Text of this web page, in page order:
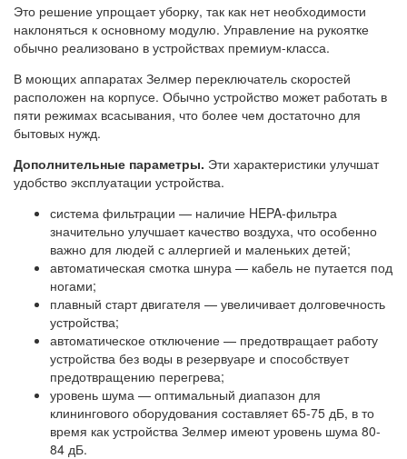
Это решение упрощает уборку, так как нет необходимости
наклоняться к основному модулю. Управление на рукоятке
обычно реализовано в устройствах премиум-класса.
В моющих аппаратах Зелмер переключатель скоростей
расположен на корпусе. Обычно устройство может работать в
пяти режимах всасывания, что более чем достаточно для
бытовых нужд.
Дополнительные параметры. Эти характеристики улучшат
удобство эксплуатации устройства.
система фильтрации — наличие HEPA-фильтра
значительно улучшает качество воздуха, что особенно
важно для людей с аллергией и маленьких детей;
автоматическая смотка шнура — кабель не путается под
ногами;
плавный старт двигателя — увеличивает долговечность
устройства;
автоматическое отключение — предотвращает работу
устройства без воды в резервуаре и способствует
предотвращению перегрева;
уровень шума — оптимальный диапазон для
клинингового оборудования составляет 65-75 дБ, в то
время как устройства Зелмер имеют уровень шума 80-
84 дБ.